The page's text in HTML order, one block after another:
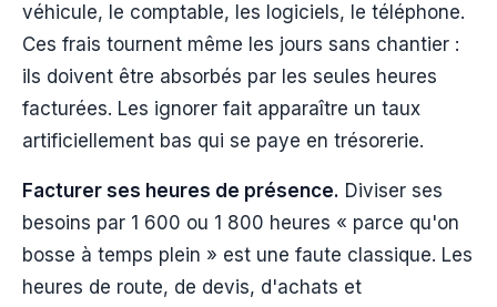
véhicule, le comptable, les logiciels, le téléphone.
Ces frais tournent même les jours sans chantier :
ils doivent être absorbés par les seules heures
facturées. Les ignorer fait apparaître un taux
artificiellement bas qui se paye en trésorerie.
Facturer ses heures de présence. Diviser ses
besoins par 1 600 ou 1 800 heures « parce qu'on
bosse à temps plein » est une faute classique. Les
heures de route, de devis, d'achats et